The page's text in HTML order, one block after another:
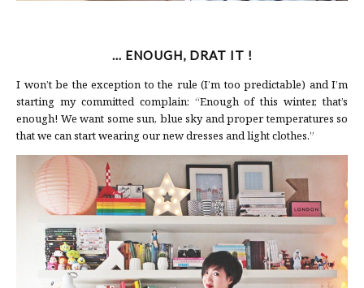
… ENOUGH, DRAT IT !
I won’t be the exception to the rule (I’m too predictable) and I’m
starting my committed complain: “Enough of this winter, that’s
enough! We want some sun, blue sky and proper temperatures so
that we can start wearing our new dresses and light clothes.”